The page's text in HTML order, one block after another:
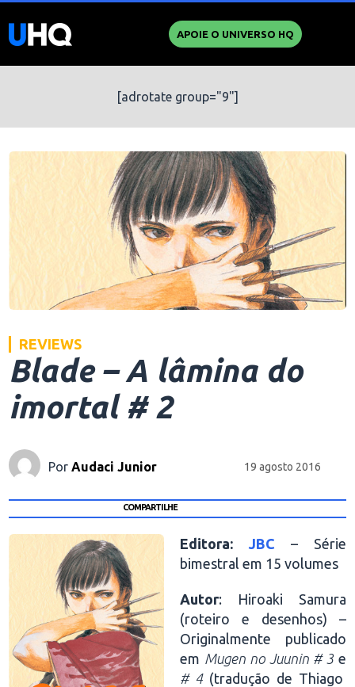
APOIE O UNIVERSO HQ
[adrotate group="9"]
REVIEWS
Blade – A lâmina do
imortal # 2
Por Audaci Junior 19 agosto 2016
COMPARTILHE
Editora:JBC – Série
bimestral em 15 volumes
Autor: Hiroaki Samura
(roteiro e desenhos) –
Originalmente publicado
em Mugen no Juunin # 3 e
# 4 (tradução de Thiago